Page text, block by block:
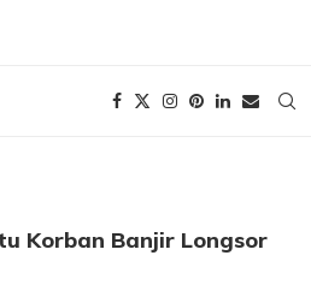
Korban Banjir Longsor